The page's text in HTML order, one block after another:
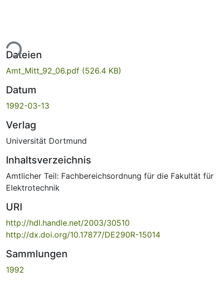
Dateien
Amt_Mitt_92_06.pdf (526.4 KB)
Datum
1992-03-13
Verlag
Universität Dortmund
Inhaltsverzeichnis
Amtlicher Teil: Fachbereichsordnung für die Fakultät für
Elektrotechnik
URI
http://hdl.handle.net/2003/30510
http://dx.doi.org/10.17877/DE290R-15014
Sammlungen
1992